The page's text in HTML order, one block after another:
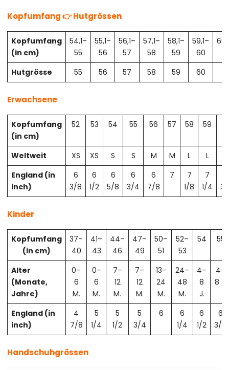
Kopfumfang 👉 Hutgrössen
Kopfumfang
(in cm)
54,1–
55
55,1–
56
56,1–
57
57,1–
58
58,1–
59
59,1–
60
Hutgrösse
55 56 57 58 59 60
Erwachsene
Kopfumfang
(in cm)
52 53 54 55 56 57 58 59
Weltweit XS XS S S M M L L
England (in
inch)
6
3/8
6
1/2
6
5/8
6
3/4
6
7/8
7
7
1/8
7
1/4
Kinder
Kopfumfang
(in cm)
37–
40
41–
43
44–
46
47–
49
50–
51
52–
53
54 55
Alter
(Monate,
Jahre)
0–
6
M.
0–
6
M.
7–
12
M.
7–
12
M.
13–
24
M.
24–
48
M.
4–
8
J.
4–
8 J.
England (in
inch)
4
7/8
5
1/4
5
1/2
5
3/4
6
6
1/4
6
1/2
6
3/4
Handschuhgrössen